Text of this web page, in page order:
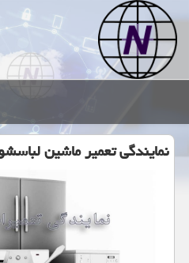
نمایندگی تعمیر ماشین